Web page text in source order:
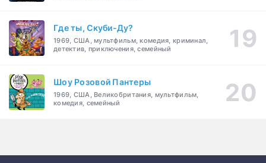
Где ты, Скуби-Ду?
1969, США, мультфильм, комедия, криминал,
детектив, приключения, семейный
Шоу Розовой Пантеры
1969, США, Великобритания, мультфильм,
комедия, семейный